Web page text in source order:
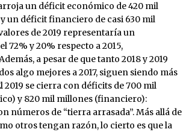
un déficit económico de 420 mil
un déficit financiero de casi 630 mil
de 2019 representaría un
72% y 20% respecto a 2015,
a pesar de que tanto 2018 y 2019
algo mejores a 2017, siguen siendo más
2019 se cierra con déficits de 700 mil
y 820 mil millones (financiero):
números de “tierra arrasada”. Más allá de
otros tengan razón, lo cierto es que la